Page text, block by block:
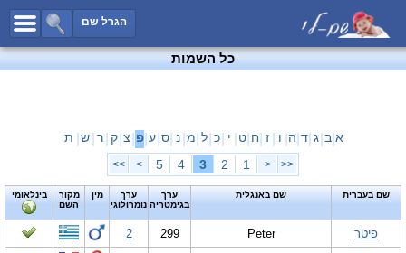
הגרל שם
כל השמות
שמות לבנים
שמות משותפים
שמות נדירים
קטגוריות
מפורסמיםחדש!
כל השמות
א ב ג ד ה ו ז ח ט י כ ל מ נ ס ע פ צ ק ר ש ת
<<
<
1
2
3
4
5
>
>>
שם בעברית שם באנגלית
ערך
בגימטריה
ערך
נומרולוגי
מין
מקור
השם
בינלאומי
פיטר Peter
299
2